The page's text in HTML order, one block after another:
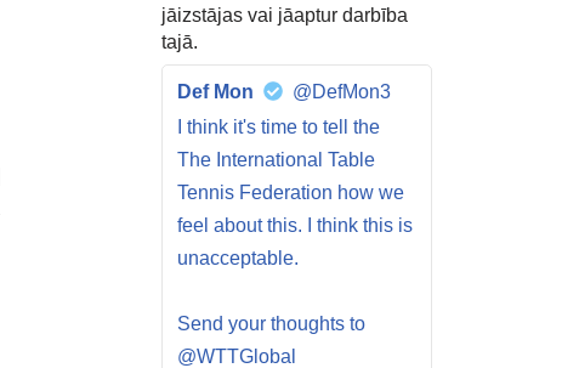
jāizstājas vai jāaptur darbība
tajā.
Def Mon
@DefMon3
I think it's time to tell the
The International Table
Tennis Federation how we
feel about this. I think this is
unacceptable.
Send your thoughts to
@WTTGlobal